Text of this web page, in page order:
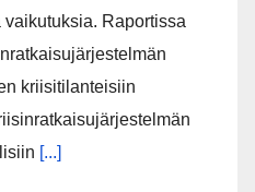
Raportissa
kriisitilanteisiin
[...]